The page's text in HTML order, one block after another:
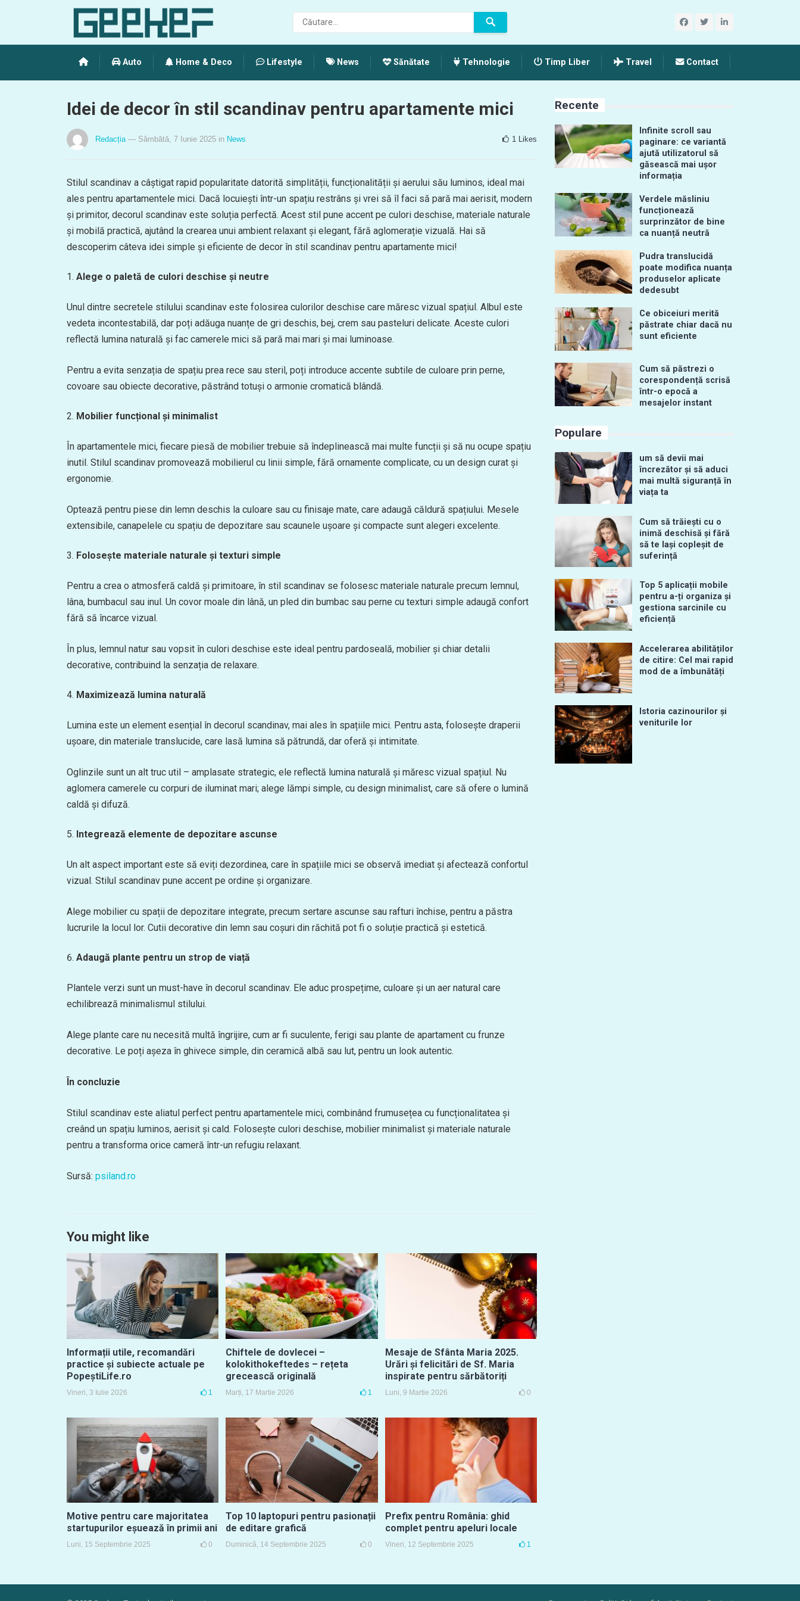
Auto Home & Deco Lifestyle News Sănătate Tehnologie Timp Liber Travel Contact
Idei de decor în stil scandinav pentru apartamente mici
Redacția — Sâmbătă, 7 Iunie 2025 in News 1 Likes
Stilul scandinav a câștigat rapid popularitate datorită simplității, funcționalității și aerului său luminos, ideal mai
ales pentru apartamentele mici. Dacă locuiești într-un spațiu restrâns și vrei să îl faci să pară mai aerisit, modern
și primitor, decorul scandinav este soluția perfectă. Acest stil pune accent pe culori deschise, materiale naturale
și mobilă practică, ajutând la crearea unui ambient relaxant și elegant, fără aglomerație vizuală. Hai să
descoperim câteva idei simple și eficiente de decor în stil scandinav pentru apartamente mici!
Alege o paletă de culori deschise și neutre
Unul dintre secretele stilului scandinav este folosirea culorilor deschise care măresc vizual spațiul. Albul este
vedeta incontestabilă, dar poți adăuga nuanțe de gri deschis, bej, crem sau pasteluri delicate. Aceste culori
reflectă lumina naturală și fac camerele mici să pară mai mari și mai luminoase.
Pentru a evita senzația de spațiu prea rece sau steril, poți introduce accente subtile de culoare prin perne,
covoare sau obiecte decorative, păstrând totuși o armonie cromatică blândă.
Mobilier funcțional și minimalist
În apartamentele mici, fiecare piesă de mobilier trebuie să îndeplinească mai multe funcții și să nu ocupe spațiu
inutil. Stilul scandinav promovează mobilierul cu linii simple, fără ornamente complicate, cu un design curat și
ergonomie.
Optează pentru piese din lemn deschis la culoare sau cu finisaje mate, care adaugă căldură spațiului. Mesele
extensibile, canapelele cu spațiu de depozitare sau scaunele ușoare și compacte sunt alegeri excelente.
Folosește materiale naturale și texturi simple
Pentru a crea o atmosferă caldă și primitoare, în stil scandinav se folosesc materiale naturale precum lemnul,
lâna, bumbacul sau inul. Un covor moale din lână, un pled din bumbac sau perne cu texturi simple adaugă confort
fără să încarce vizual.
În plus, lemnul natur sau vopsit în culori deschise este ideal pentru pardoseală, mobilier și chiar detalii
decorative, contribuind la senzația de relaxare.
Maximizează lumina naturală
Lumina este un element esențial în decorul scandinav, mai ales în spațiile mici. Pentru asta, folosește draperii
ușoare, din materiale translucide, care lasă lumina să pătrundă, dar oferă și intimitate.
Oglinzile sunt un alt truc util – amplasate strategic, ele reflectă lumina naturală și măresc vizual spațiul. Nu
aglomera camerele cu corpuri de iluminat mari; alege lămpi simple, cu design minimalist, care să ofere o lumină
caldă și difuză.
Integrează elemente de depozitare ascunse
Un alt aspect important este să eviți dezordinea, care în spațiile mici se observă imediat și afectează confortul
vizual. Stilul scandinav pune accent pe ordine și organizare.
Alege mobilier cu spații de depozitare integrate, precum sertare ascunse sau rafturi închise, pentru a păstra
lucrurile la locul lor. Cutii decorative din lemn sau coșuri din răchită pot fi o soluție practică și estetică.
Adaugă plante pentru un strop de viață
Plantele verzi sunt un must-have în decorul scandinav. Ele aduc prospețime, culoare și un aer natural care
echilibrează minimalismul stilului.
Alege plante care nu necesită multă îngrijire, cum ar fi suculente, ferigi sau plante de apartament cu frunze
decorative. Le poți așeza în ghivece simple, din ceramică albă sau lut, pentru un look autentic.
În concluzie
Stilul scandinav este aliatul perfect pentru apartamentele mici, combinând frumusețea cu funcționalitatea și
creând un spațiu luminos, aerisit și cald. Folosește culori deschise, mobilier minimalist și materiale naturale
pentru a transforma orice cameră într-un refugiu relaxant.
Sursă: psiland.ro
You might like
Informații utile, recomandări
practice și subiecte actuale pe
PopeștiLife.ro
Vineri, 3 Iulie 2026 1
Chiftele de dovlecei –
kolokithokeftedes – rețeta
grecească originală
Marți, 17 Martie 2026 1
Mesaje de Sfânta Maria 2025.
Urări și felicitări de Sf. Maria
inspirate pentru sărbătoriți
Luni, 9 Martie 2026 0
Motive pentru care majoritatea
startupurilor eșuează în primii ani
Luni, 15 Septembrie 2025 0
Top 10 laptopuri pentru pasionații
de editare grafică
Duminică, 14 Septembrie 2025 0
Prefix pentru România: ghid
complet pentru apeluri locale
Vineri, 12 Septembrie 2025 1
Recente
Infinite scroll sau
paginare: ce variantă
ajută utilizatorul să
găsească mai ușor
informația
Verdele măsliniu
funcționează
surprinzător de bine
ca nuanță neutră
Pudra translucidă
poate modifica nuanța
produselor aplicate
dedesubt
Ce obiceiuri merită
păstrate chiar dacă nu
sunt eficiente
Cum să păstrezi o
corespondență scrisă
într-o epocă a
mesajelor instant
Populare
um să devii mai
încrezător și să aduci
mai multă siguranță în
viața ta
Cum să trăiești cu o
inimă deschisă și fără
să te lași copleșit de
suferință
Top 5 aplicații mobile
pentru a-ți organiza și
gestiona sarcinile cu
eficiență
Accelerarea abilităților
de citire: Cel mai rapid
mod de a îmbunătăți
Istoria cazinourilor și
veniturile lor